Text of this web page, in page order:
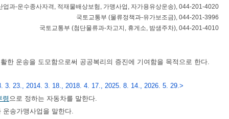
업과-운수종사자격, 적재물배상보험, 가맹사업, 자가용유상운송), 044-201-4020
국토교통부 (물류정책과-유가보조금), 044-201-3996
국토교통부 (첨단물류과-차고지, 휴게소, 밤샘주차), 044-201-4010
한 운송을 도모함으로써 공공복리의 증진에 기여함을 목적으로 한다.
3. 23., 2014. 3. 18., 2018. 4. 17., 2025. 8. 14., 2026. 5. 29.>
령 으로 정하는 자동차를 말한다.
운송가맹사업을 말한다.